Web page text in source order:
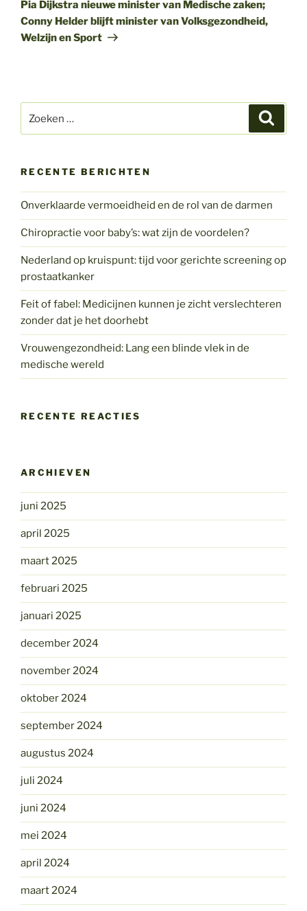
Pia Dijkstra nieuwe minister van Medische zaken;
Conny Helder blijft minister van Volksgezondheid,
Welzijn en Sport
naar:
RECENTE BERICHTEN
Onverklaarde vermoeidheid en de rol van de darmen
Chiropractie voor baby’s: wat zijn de voordelen?
Nederland op kruispunt: tijd voor gerichte screening op
prostaatkanker
Feit of fabel: Medicijnen kunnen je zicht verslechteren
zonder dat je het doorhebt
Vrouwengezondheid: Lang een blinde vlek in de
medische wereld
RECENTE REACTIES
ARCHIEVEN
juni 2025
april 2025
maart 2025
februari 2025
januari 2025
december 2024
november 2024
oktober 2024
september 2024
augustus 2024
juli 2024
juni 2024
mei 2024
april 2024
maart 2024